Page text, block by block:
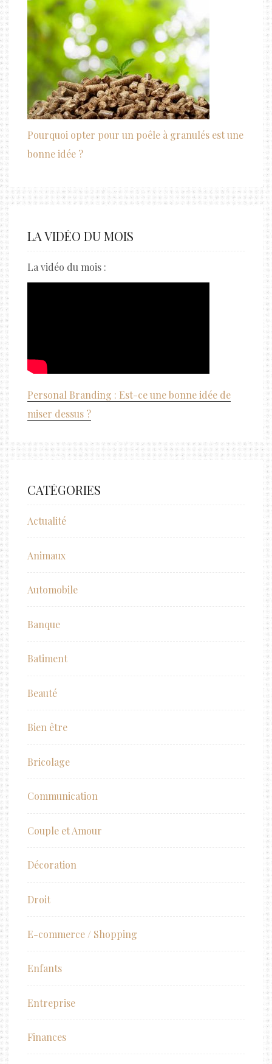
Pourquoi opter pour un poêle à granulés est une
bonne idée ?
LA VIDÉO DU MOIS
La vidéo du mois :
Personal Branding : Est-ce une bonne idée de
miser dessus ?
CATÉGORIES
Actualité
Animaux
Automobile
Banque
Batiment
Beauté
Bien être
Bricolage
Communication
Couple et Amour
Décoration
Droit
E-commerce / Shopping
Enfants
Entreprise
Finances